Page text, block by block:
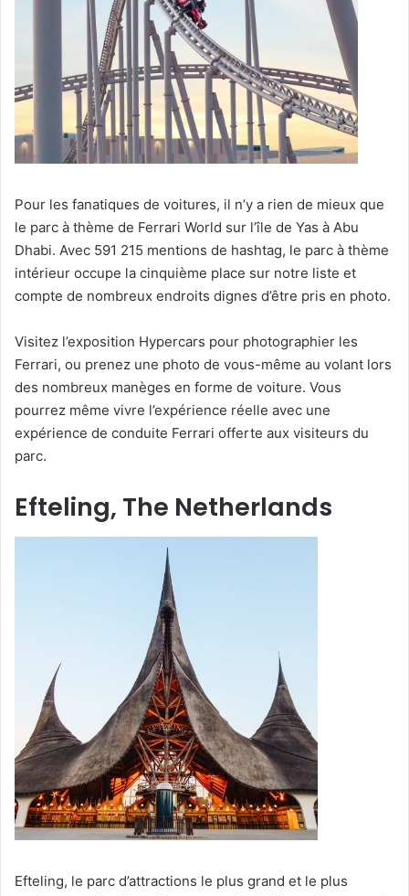
Pour les fanatiques de voitures, il n’y a rien de mieux que
le parc à thème de Ferrari World sur l’île de Yas à Abu
Dhabi. Avec 591 215 mentions de hashtag, le parc à thème
intérieur occupe la cinquième place sur notre liste et
compte de nombreux endroits dignes d’être pris en photo.
Visitez l’exposition Hypercars pour photographier les
Ferrari, ou prenez une photo de vous-même au volant lors
des nombreux manèges en forme de voiture. Vous
pourrez même vivre l’expérience réelle avec une
expérience de conduite Ferrari offerte aux visiteurs du
parc.
Efteling, The Netherlands
Efteling, le parc d’attractions le plus grand et le plus